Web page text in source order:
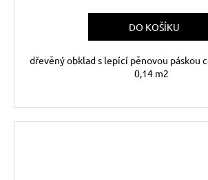
DO KOŠÍKU
dřevěný obklad s lepící pěnovou páskou
0,14 m2